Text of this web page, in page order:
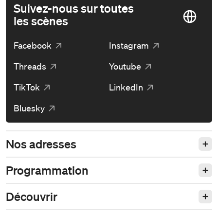
Suivez-nous sur toutes
les scènes
Facebook
Instagram
Threads
Youtube
TikTok
LinkedIn
Bluesky
Nos adresses
Programmation
Découvrir